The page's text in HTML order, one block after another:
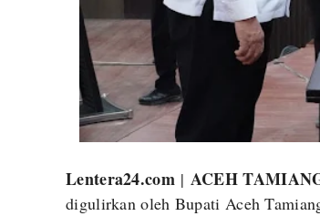
Lentera24.com| ACEH
digulirkan oleh Bupati Aceh